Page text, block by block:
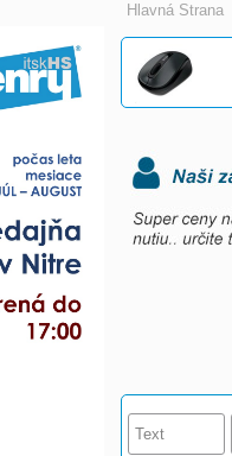
Hlavná Strana